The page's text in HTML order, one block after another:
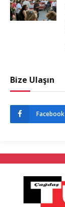
Bize Ulaşın
Facebook